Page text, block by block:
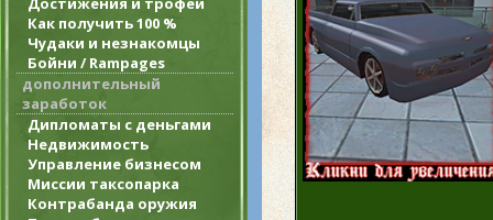
Как получить 100 %
Чудаки и незнакомцы
Бойни / Rampages
дополнительный
заработок
Дипломаты с деньгами
Недвижимость
Управление бизнесом
Миссии таксопарка
Контрабанда оружия